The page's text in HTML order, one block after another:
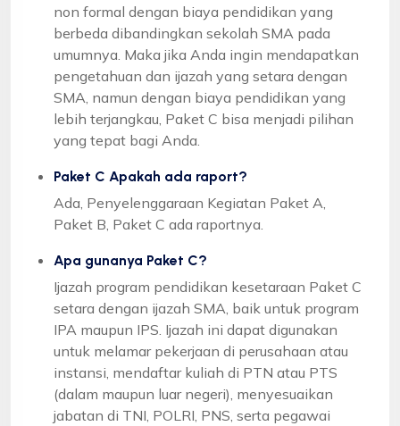
non formal dengan biaya pendidikan yang
berbeda dibandingkan sekolah SMA pada
umumnya. Maka jika Anda ingin mendapatkan
pengetahuan dan ijazah yang setara dengan
SMA, namun dengan biaya pendidikan yang
lebih terjangkau, Paket C bisa menjadi pilihan
yang tepat bagi Anda.
Paket C Apakah ada raport?
Ada, Penyelenggaraan Kegiatan Paket A,
Paket B, Paket C ada raportnya.
Apa gunanya Paket C?
Ijazah program pendidikan kesetaraan Paket C
setara dengan ijazah SMA, baik untuk program
IPA maupun IPS. Ijazah ini dapat digunakan
untuk melamar pekerjaan di perusahaan atau
instansi, mendaftar kuliah di PTN atau PTS
(dalam maupun luar negeri), menyesuaikan
jabatan di TNI, POLRI, PNS, serta pegawai